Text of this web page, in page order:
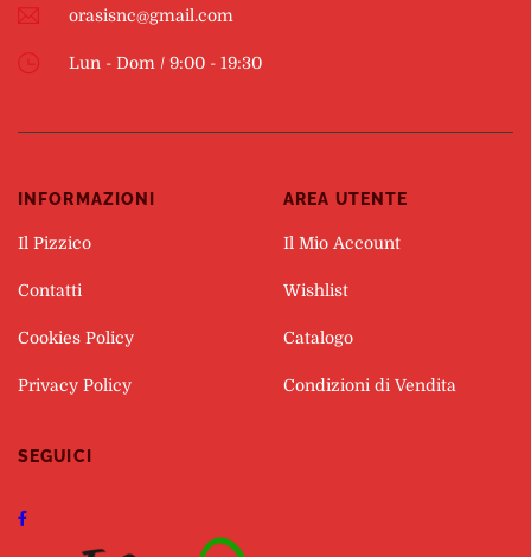
orasisnc@gmail.com
Lun - Dom / 9:00 - 19:30
INFORMAZIONI
Il Pizzico
Contatti
Cookies Policy
Privacy Policy
AREA UTENTE
Il Mio Account
Wishlist
Catalogo
Condizioni di Vendita
SEGUICI